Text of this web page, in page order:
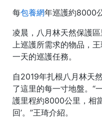
每包養網年巡護約8000
凌晨，八月林天然保護
上巡護所需求的物品，
一天的巡護任務。
自2019年扎根八月林天
了這里的每一寸地盤。“
護里程約8000公里，相
回’。”王琦介紹。